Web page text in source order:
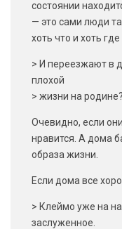
состоянии
— это сами люди
хоть что и хоть
> И переезжают в
плохой
> жизни на родине?
Очевидно, если
нравится. А дома
образа жизни.
Если дома все
> Клеймо уже на
заслуженное.